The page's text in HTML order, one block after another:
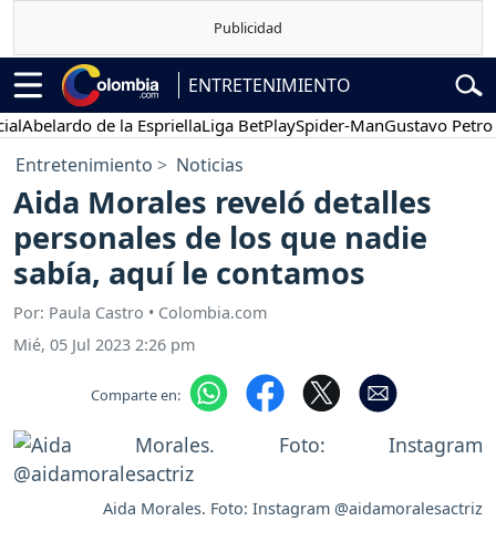
ENTRETENIMIENTO
de la EspriellaLiga BetPlaySpider-ManGustavo Petro
Entretenimiento Noticias
Aida Morales reveló detalles
personales de los que nadie
sabía, aquí le contamos
Por: Paula Castro • Colombia.com
Mié, 05 Jul 2023 2:26 pm
Comparte en:
Aida Morales. Foto: Instagram @aidamoralesactriz